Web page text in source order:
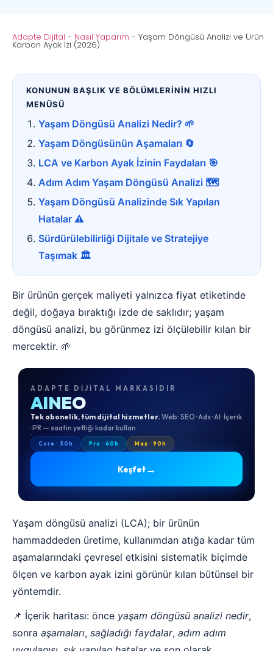
Adapte Dijital - Nasıl Yaparım - Yaşam Döngüsü Analizi ve Ürün
Karbon Ayak İzi (2026)
KONUNUN BAŞLIK VE BÖLÜMLERİNİN HIZLI
MENÜSÜ
Yaşam Döngüsü Analizi Nedir? 🌱
Yaşam Döngüsünün Aşamaları 🔄
LCA ve Karbon Ayak İzinin Faydaları 🎯
Adım Adım Yaşam Döngüsü Analizi 🗺️
Yaşam Döngüsü Analizinde Sık Yapılan
Hatalar ⚠️
Sürdürülebilirliği Dijitale ve Stratejiye
Taşımak 🏛️
Bir ürünün gerçek maliyeti yalnızca fiyat etiketinde
değil, doğaya bıraktığı izde de saklıdır; yaşam
döngüsü analizi, bu görünmez izi ölçülebilir kılan bir
mercektir. 🌱
ADAPTE DIJITAL MARKASIDIR
AINEO
Tek abonelik, tüm dijital hizmetler. Web · SEO · Ads · AI · İçerik
· PR — saatin yettiği kadar kullan.
Core · 30h Pro · 60h Max · 90h
Keşfet→
Yaşam döngüsü analizi (LCA); bir ürünün
hammaddeden üretime, kullanımdan atığa kadar tüm
aşamalarındaki çevresel etkisini sistematik biçimde
ölçen ve karbon ayak izini görünür kılan bütünsel bir
yöntemdir.
📌 İçerik haritası: önce yaşam döngüsü analizi nedir,
sonra aşamaları, sağladığı faydalar, adım adım